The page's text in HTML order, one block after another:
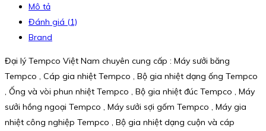
Mô tả
Đánh giá (1)
Brand
Đại lý Tempco Việt Nam chuyên cung cấp : Máy sưởi băng
Tempco , Cáp gia nhiệt Tempco , Bộ gia nhiệt dạng ống Tempco
, Ống và vòi phun nhiệt Tempco , Bộ gia nhiệt đúc Tempco , Máy
sưởi hồng ngoại Tempco , Máy sưởi sợi gốm Tempco , Máy gia
nhiệt công nghiệp Tempco , Bộ gia nhiệt dạng cuộn và cáp